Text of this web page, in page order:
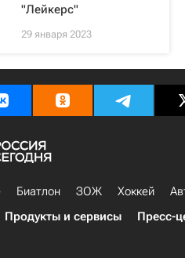
"Лейкерс"
29 января 2023
Биатлон ЗОЖ Хоккей
Продукты и сервисы Пресс-